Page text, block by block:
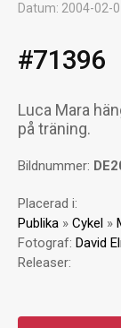
Datum: 2004-02-
#71396
Luca Mara
på träning.
Bildnummer:
Placerad i:
Publika » Cykel »
Fotograf: David
Releaser: